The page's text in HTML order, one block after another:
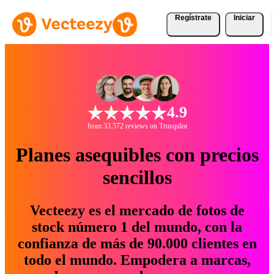
Regístrate Iniciar
4.9
from 33.572 reviews on Trustpilot
Planes asequibles con precios
sencillos
Vecteezy es el mercado de fotos de
stock número 1 del mundo, con la
confianza de más de 90.000 clientes en
todo el mundo. Empodera a marcas,